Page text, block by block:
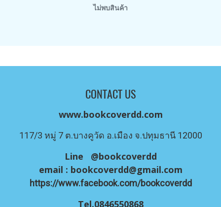
ไม่พบสินค้า
CONTACT US
www.bookcoverdd.com
117/3 หมู่ 7 ต.บางคูวัด อ.เมือง จ.ปทุมธานี 12000
Line @bookcoverdd
email : bookcoverdd@gmail.com
https://www.facebook.com/bookcoverdd
Tel.0846550868